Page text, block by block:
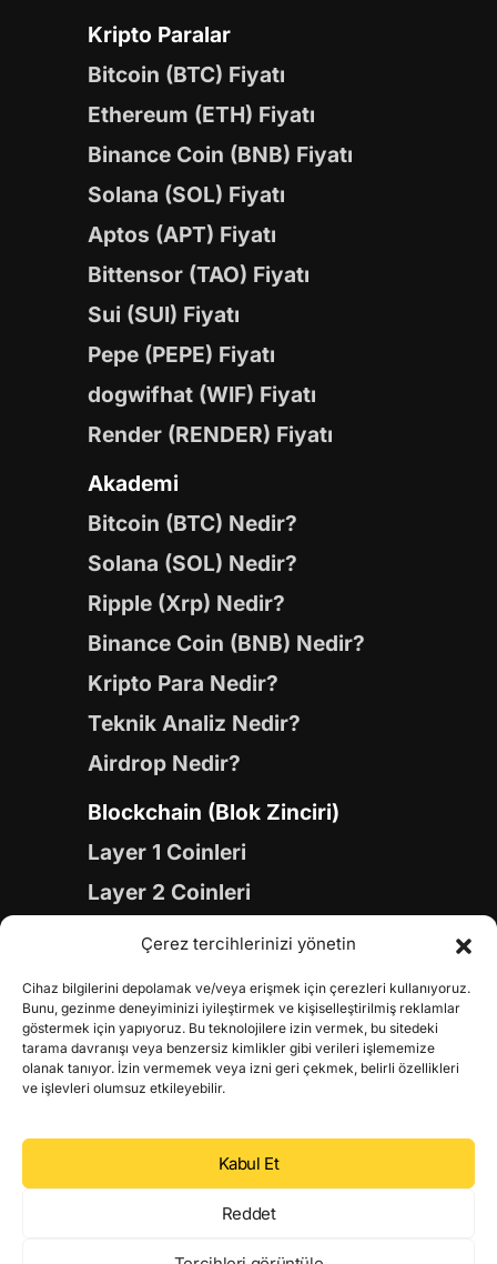
Çerez tercihlerinizi yönetin
Cihaz bilgilerini depolamak ve/veya erişmek için çerezleri kullanıyoruz.
Bunu, gezinme deneyiminizi iyileştirmek ve kişiselleştirilmiş reklamlar
göstermek için yapıyoruz. Bu teknolojilere izin vermek, bu sitedeki
tarama davranışı veya benzersiz kimlikler gibi verileri işlememize
olanak tanıyor. İzin vermemek veya izni geri çekmek, belirli özellikleri
ve işlevleri olumsuz etkileyebilir.
Kabul Et
Reddet
Kripto Paralar
Bitcoin (BTC) Fiyatı
Ethereum (ETH) Fiyatı
Binance Coin (BNB) Fiyatı
Solana (SOL) Fiyatı
Aptos (APT) Fiyatı
Bittensor (TAO) Fiyatı
Sui (SUI) Fiyatı
Pepe (PEPE) Fiyatı
dogwifhat (WIF) Fiyatı
Render (RENDER) Fiyatı
Akademi
Bitcoin (BTC) Nedir?
Solana (SOL) Nedir?
Ripple (Xrp) Nedir?
Binance Coin (BNB) Nedir?
Kripto Para Nedir?
Teknik Analiz Nedir?
Airdrop Nedir?
Blockchain (Blok Zinciri)
Layer 1 Coinleri
Layer 2 Coinleri
Yapay Zeka (AI) Coinleri
Gaming Coinleri
RWA Coinleri
DeFi Coinleri
DePIN Coinleri
Metaverse Coinleri
Web 3.0 Coinleri
Coin Türevleri